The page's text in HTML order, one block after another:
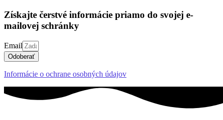
Získajte čerstvé informácie priamo do svojej e-
mailovej schránky
Email
Odoberať
Informácie o ochrane osobných údajov